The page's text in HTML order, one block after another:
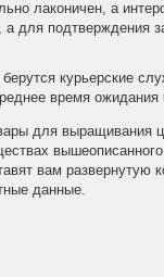
лаконичен, а
для подтверждения
курьерские
время
для выращивания
вам развернутую
данные.